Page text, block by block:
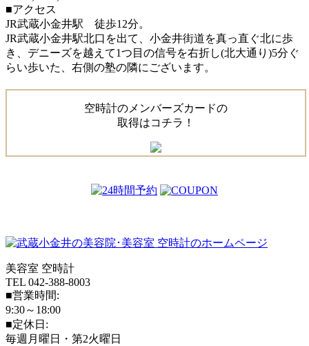
■アクセス
JR武蔵小金井駅 徒歩12分。
JR武蔵小金井駅北口を出て、小金井街道を真っ直ぐ北に歩
き、デニーズを越えて1つ目の信号を右折し(北大通り)5分ぐ
らい歩いた、右側の塾の隣にございます。
空時計のメンバーズカードの
取得はコチラ！
美容室 空時計
TEL 042-388-8003
■営業時間:
9:30～18:00
■定休日:
毎週月曜日・第2火曜日